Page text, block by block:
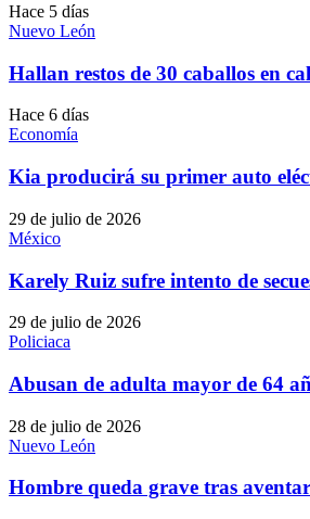
Hace 5 días
Nuevo León
Hallan restos de 30 caballos en
Hace 6 días
Economía
Kia producirá su primer auto
29 de julio de 2026
México
Karely Ruiz sufre intento de
29 de julio de 2026
Policiaca
Abusan de adulta mayor de 64
28 de julio de 2026
Nuevo León
Hombre queda grave tras